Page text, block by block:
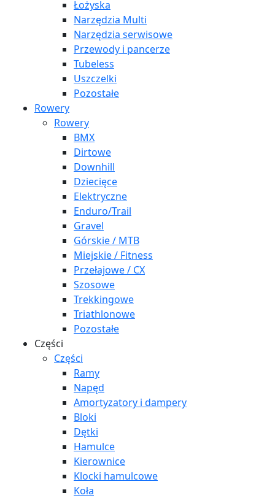
Łożyska
Narzędzia Multi
Narzędzia serwisowe
Przewody i pancerze
Tubeless
Uszczelki
Pozostałe
Rowery
Rowery
BMX
Dirtowe
Downhill
Dziecięce
Elektryczne
Enduro/Trail
Gravel
Górskie / MTB
Miejskie / Fitness
Przełajowe / CX
Szosowe
Trekkingowe
Triathlonowe
Pozostałe
Części
Części
Ramy
Napęd
Amortyzatory i dampery
Bloki
Dętki
Hamulce
Kierownice
Klocki hamulcowe
Koła